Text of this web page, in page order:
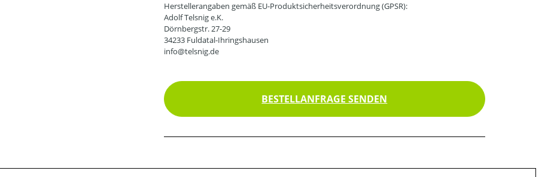
Herstellerangaben gemäß EU-Produktsicherheitsverordnung (GPSR):
Adolf Telsnig e.K.
Dörnbergstr. 27-29
34233 Fuldatal-Ihringshausen
info@telsnig.de
BESTELLANFRAGE SENDEN